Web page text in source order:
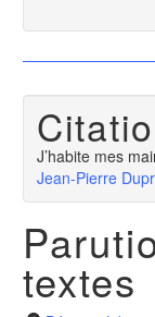
J’habite mes
Jean-Pierre
textes